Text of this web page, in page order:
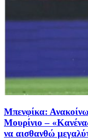
Μπενφίκα:
Μουρίνιο –
να αισθανθώ